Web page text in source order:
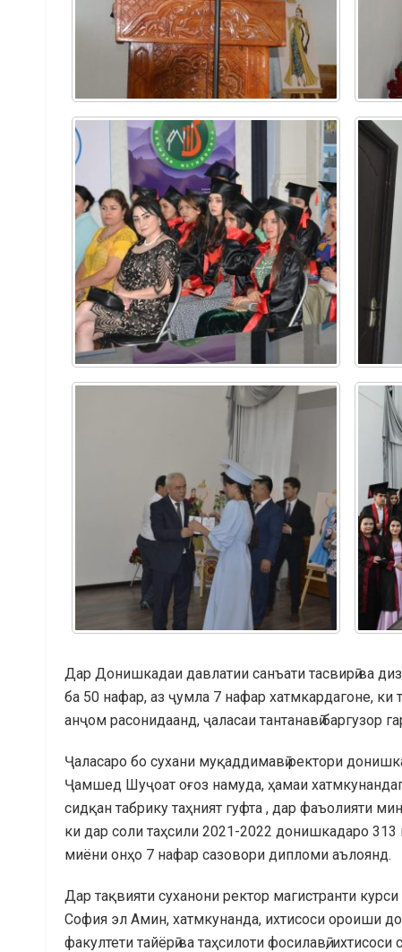
Дар Донишкадаи давлатии санъати тасвирӣ ва
ба 50 нафар, аз ҷумла 7 нафар хатмкардагоне,
анҷом расонидаанд, ҷаласаи тантанавӣ баргузор
Ҷаласаро бо сухани муқаддимавӣ ректори
Ҷамшед Шуҷоат оғоз намуда, ҳамаи
сидқан табрику таҳният гуфта , дар фаъолияти
ки дар соли таҳсили 2021-2022 донишкадаро
миёни онҳо 7 нафар сазовори дипломи аълоянд.
Дар тақвияти суханони ректор магистранти
София эл Амин, хатмкунанда, ихтисоси ороиши
факултети тайёрӣ ва таҳсилоти фосилавӣ,